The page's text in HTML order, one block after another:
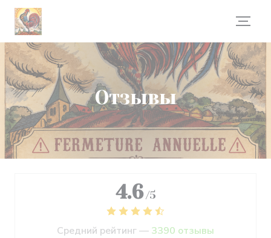
Панель управления cookies
Отзывы
4.6 /5
Средний рейтинг — 3390 отзывы